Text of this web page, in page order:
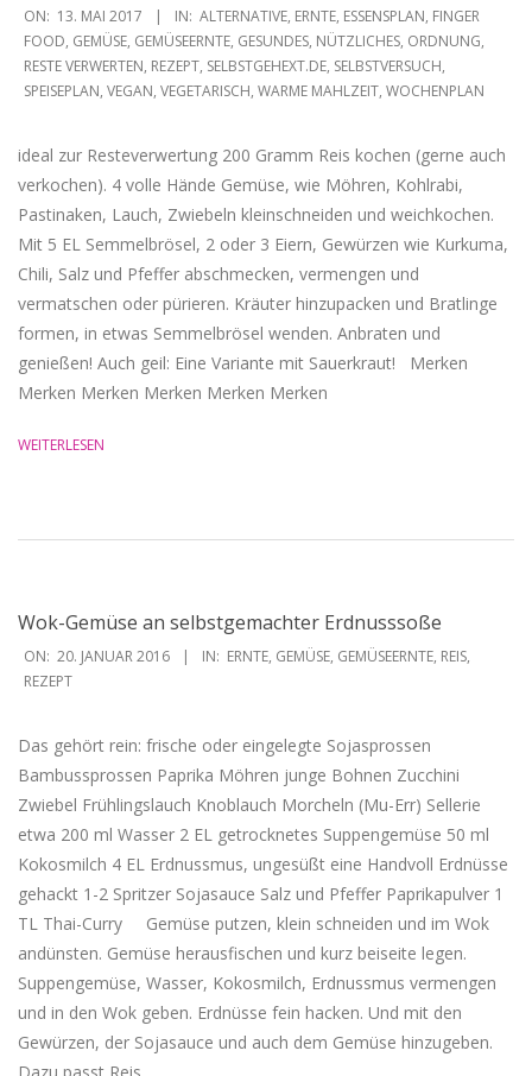
2017-
05-
13
ON: 13. MAI 2017 IN: ALTERNATIVE, ERNTE, ESSENSPLAN, FINGER
FOOD, GEMÜSE, GEMÜSEERNTE, GESUNDES, NÜTZLICHES, ORDNUNG,
RESTE VERWERTEN, REZEPT, SELBSTGEHEXT.DE, SELBSTVERSUCH,
SPEISEPLAN, VEGAN, VEGETARISCH, WARME MAHLZEIT, WOCHENPLAN
ideal zur Resteverwertung 200 Gramm Reis kochen (gerne auch
verkochen). 4 volle Hände Gemüse, wie Möhren, Kohlrabi,
Pastinaken, Lauch, Zwiebeln kleinschneiden und weichkochen.
Mit 5 EL Semmelbrösel, 2 oder 3 Eiern, Gewürzen wie Kurkuma,
Chili, Salz und Pfeffer abschmecken, vermengen und
vermatschen oder pürieren. Kräuter hinzupacken und Bratlinge
formen, in etwas Semmelbrösel wenden. Anbraten und
genießen! Auch geil: Eine Variante mit Sauerkraut! Merken
Merken Merken Merken Merken Merken
WEITERLESEN
Wok-Gemüse an selbstgemachter Erdnusssoße
2016-
01-
ON: 20. JANUAR 2016 IN: ERNTE, GEMÜSE, GEMÜSEERNTE, REIS,
REZEPT
Das gehört rein: frische oder eingelegte Sojasprossen
Bambussprossen Paprika Möhren junge Bohnen Zucchini
Zwiebel Frühlingslauch Knoblauch Morcheln (Mu-Err) Sellerie
etwa 200 ml Wasser 2 EL getrocknetes Suppengemüse 50 ml
Kokosmilch 4 EL Erdnussmus, ungesüßt eine Handvoll Erdnüsse
gehackt 1-2 Spritzer Sojasauce Salz und Pfeffer Paprikapulver 1
TL Thai-Curry Gemüse putzen, klein schneiden und im Wok
andünsten. Gemüse herausfischen und kurz beiseite legen.
Suppengemüse, Wasser, Kokosmilch, Erdnussmus vermengen
und in den Wok geben. Erdnüsse fein hacken. Und mit den
Gewürzen, der Sojasauce und auch dem Gemüse hinzugeben.